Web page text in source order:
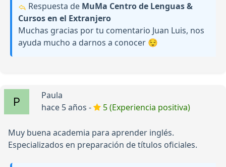
Respuesta de MuMa Centro de Lenguas &
Cursos en el Extranjero
Muchas gracias por tu comentario Juan Luis, nos
ayuda mucho a darnos a conocer 😌
Paula
hace 5 años -
5 (Experiencia positiva)
Muy buena academia para aprender inglés.
Especializados en preparación de títulos oficiales.